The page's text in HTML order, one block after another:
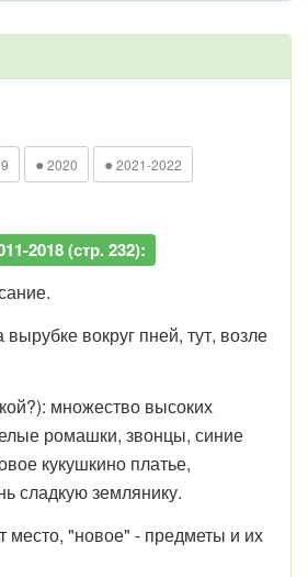
● 2020 ● 2021-2022
2018 (стр. 232):
вокруг пней, тут, возле
множество высоких
ромашки, звонцы, синие
кукушкино платье,
сладкую землянику.
место, "новое" - предметы и их